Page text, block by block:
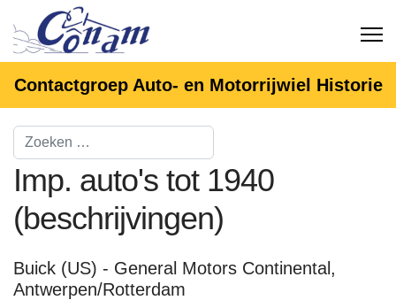
Contactgroep Auto- en Motorrijwiel Historie
Imp. auto's tot 1940
(beschrijvingen)
Buick (US) - General Motors Continental,
Antwerpen/Rotterdam